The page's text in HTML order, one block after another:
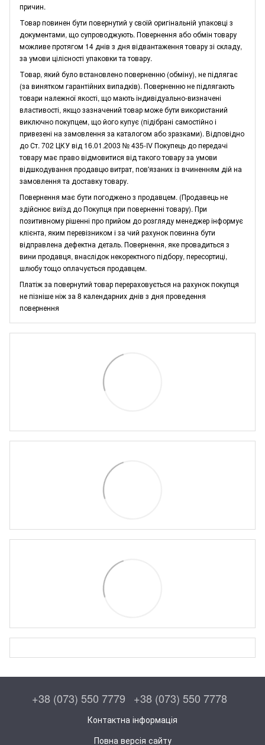
причин.
Товар повинен бути повернутий у своїй оригінальній упаковці з
документами, що супроводжують. Повернення або обмін товару
можливе протягом 14 днів з дня відвантаження товару зі складу,
за умови цілісності упаковки та товару.
Товар, який було встановлено поверненню (обміну), не підлягає
(за винятком гарантійних випадків). Поверненню не підлягають
товари належної якості, що мають індивідуально-визначені
властивості, якщо зазначений товар може бути використаний
виключно покупцем, що його купує (підібрані самостійно і
привезені на замовлення за каталогом або зразками). Відповідно
до Ст. 702 ЦКУ від 16.01.2003 № 435-IV Покупець до передачі
товару має право відмовитися від такого товару за умови
відшкодування продавцю витрат, пов'язаних із вчиненням дій на
замовлення та доставку товару.
Повернення має бути погоджено з продавцем. (Продавець не
здійснює виїзд до Покупця при поверненні товару). При
позитивному рішенні про прийом до розгляду менеджер інформує
клієнта, яким перевізником і за чий рахунок повинна бути
відправлена дефектна деталь. Повернення, яке провадиться з
вини продавця, внаслідок некоректного підбору, пересортиці,
шлюбу тощо оплачується продавцем.
Платіж за повернутий товар перераховується на рахунок покупця
не пізніше ніж за 8 календарних днів з дня проведення
повернення
+38 (073) 550 7779 +38 (073) 550 7778
Контактна інформація
Повна версія сайту